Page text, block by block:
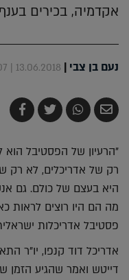
אקדמיה, בכירים
נעם בן צבי |
13.06.2018 | 21:07
שלח
בדואר
שתף
ב-
צייץ
ב-
שתף
ב-
"הרעיון של הפסטיבל הוא
רק של אדריכלים, לא רק
היא בעצם של כולם. גם
מה הם היו רוצים לראות
פסטיבל אדריכלות
אדריכל דוד קנפו, יו"ר
דייטש ואמר שהגיע הזמן